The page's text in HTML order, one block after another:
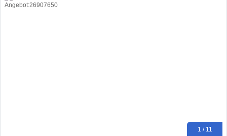
1 / 11